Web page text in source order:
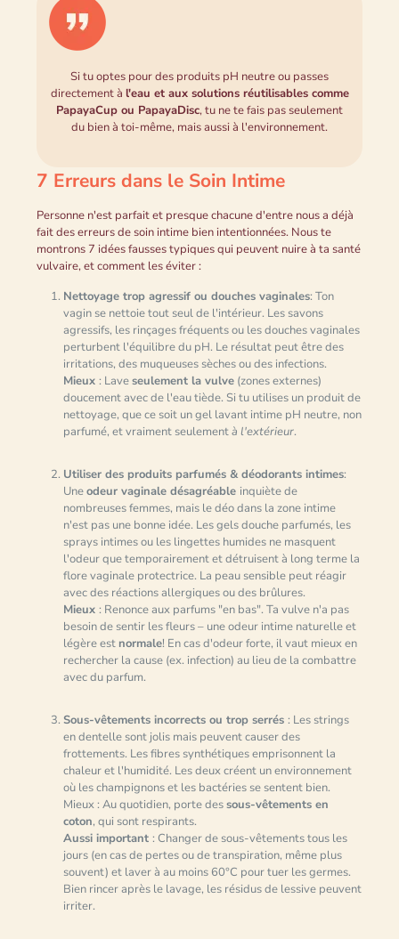
Si tu optes pour des produits pH neutre ou passes
directement à l'eau et aux solutions réutilisables comme
PapayaCup ou PapayaDisc, tu ne te fais pas seulement
du bien à toi-même, mais aussi à l'environnement.
7 Erreurs dans le Soin Intime
Personne n'est parfait et presque chacune d'entre nous a déjà
fait des erreurs de soin intime bien intentionnées. Nous te
montrons 7 idées fausses typiques qui peuvent nuire à ta santé
vulvaire, et comment les éviter :
Nettoyage trop agressif ou douches vaginales: Ton
vagin se nettoie tout seul de l'intérieur. Les savons
agressifs, les rinçages fréquents ou les douches vaginales
perturbent l'équilibre du pH. Le résultat peut être des
irritations, des muqueuses sèches ou des infections.
Mieux : Laveseulement la vulve(zones externes)
doucement avec de l'eau tiède. Si tu utilises un produit de
nettoyage, que ce soit un gel lavant intime pH neutre, non
parfumé, et vraiment seulementà l'extérieur.
Utiliser des produits parfumés & déodorants intimes:
Uneodeur vaginale désagréable inquiète de
nombreuses femmes, mais le déo dans la zone intime
n'est pas une bonne idée. Les gels douche parfumés, les
sprays intimes ou les lingettes humides ne masquent
l'odeur que temporairement et détruisent à long terme la
flore vaginale protectrice. La peau sensible peut réagir
avec des réactions allergiques ou des brûlures.
Mieux : Renonce aux parfums "en bas". Ta vulve n'a pas
besoin de sentir les fleurs – une odeur intime naturelle et
légère est normale! En cas d'odeur forte, il vaut mieux en
rechercher la cause (ex. infection) au lieu de la combattre
avec du parfum.
Sous-vêtements incorrects ou trop serrés : Les strings
en dentelle sont jolis mais peuvent causer des
frottements. Les fibres synthétiques emprisonnent la
chaleur et l'humidité. Les deux créent un environnement
où les champignons et les bactéries se sentent bien.
Mieux : Au quotidien, porte dessous-vêtements en
coton, qui sont respirants.
Aussi important : Changer de sous-vêtements tous les
jours (en cas de pertes ou de transpiration, même plus
souvent) et laver à au moins 60°C pour tuer les germes.
Bien rincer après le lavage, les résidus de lessive peuvent
irriter.